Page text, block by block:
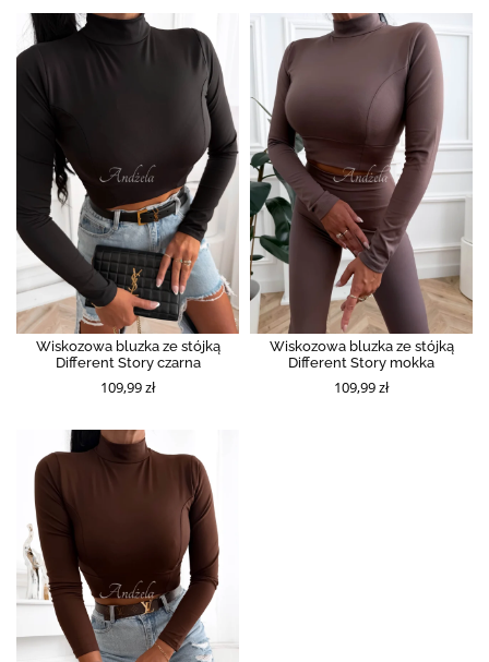
Wiskozowa bluzka ze stójką
Different Story czarna
109,99 zł
Wiskozowa bluzka ze stójką
Different Story mokka
109,99 zł